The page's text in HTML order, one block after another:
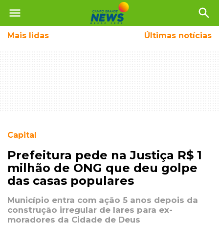
menu search
Mais lidas Últimas notícias
Capital
Prefeitura pede na Justiça R$ 1
milhão de ONG que deu golpe
das casas populares
Município entra com ação 5 anos depois da
construção irregular de lares para ex-
moradores da Cidade de Deus